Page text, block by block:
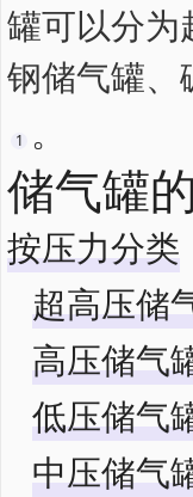
罐可以分为
钢储气罐、
1 。
储气罐
按压力分类
超高压储
高压储气
低压储气
中压储气